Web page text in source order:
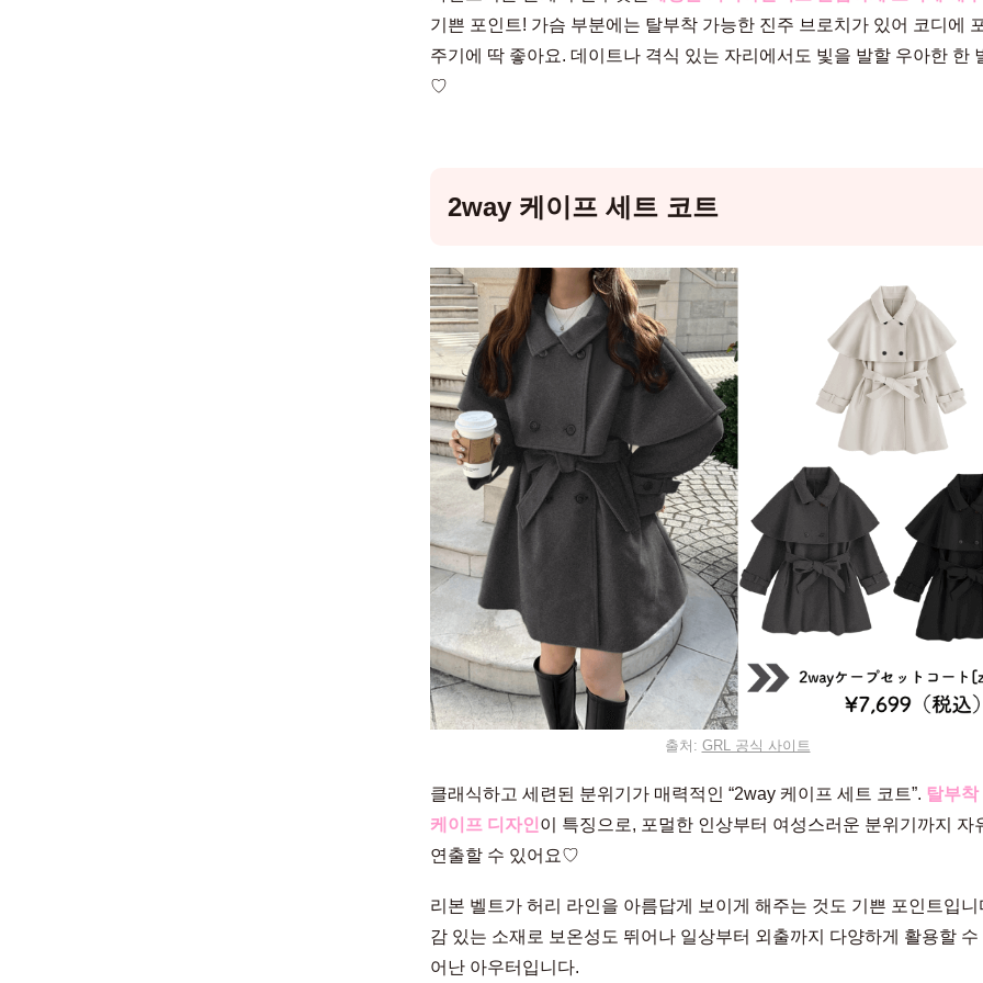
기쁜 포인트! 가슴 부분에는 탈부착 가능한 진주 브로치가 있어 코디에
주기에 딱 좋아요. 데이트나 격식 있는 자리에서도 빛을 발할 우아한 한
♡
2way 케이프 세트 코트
출처: GRL 공식 사이트
클래식하고 세련된 분위기가 매력적인 “2way 케이프 세트 코트”. 탈부착
케이프 디자인이 특징으로, 포멀한 인상부터 여성스러운 분위기까지 자
연출할 수 있어요♡
리본 벨트가 허리 라인을 아름답게 보이게 해주는 것도 기쁜 포인트입니
감 있는 소재로 보온성도 뛰어나 일상부터 외출까지 다양하게 활용할 수
어난 아우터입니다.